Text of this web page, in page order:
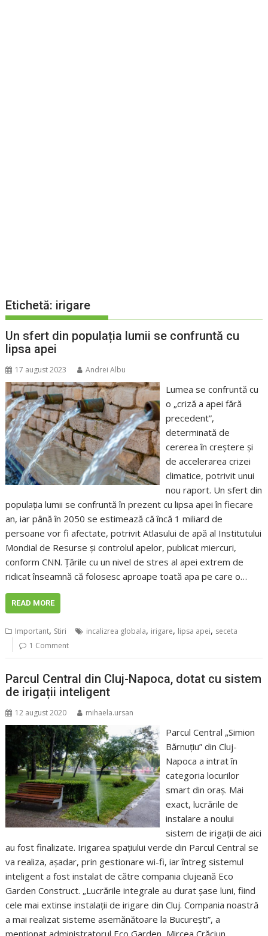
Etichetă: irigare
Un sfert din populația lumii se confruntă cu
lipsa apei
17 august 2023 Andrei Albu
Lumea se confruntă cu
o „criză a apei fără
precedent”,
determinată de
cererea în creștere și
de accelerarea crizei
climatice, potrivit unui
nou raport. Un sfert din
populația lumii se confruntă în prezent cu lipsa apei în fiecare
an, iar până în 2050 se estimează că încă 1 miliard de
persoane vor fi afectate, potrivit Atlasului de apă al Institutului
Mondial de Resurse și controlul apelor, publicat miercuri,
conform CNN. Țările cu un nivel de stres al apei extrem de
ridicat înseamnă că folosesc aproape toată apa pe care o…
READ MORE
Important, Stiri incalizrea globala, irigare, lipsa apei, seceta
1 Comment
Parcul Central din Cluj-Napoca, dotat cu sistem
de irigații inteligent
12 august 2020 mihaela.ursan
Parcul Central „Simion
Bărnuțiu” din Cluj-
Napoca a intrat în
categoria locurilor
smart din oraș. Mai
exact, lucrările de
instalare a noului
sistem de irigații de aici
au fost finalizate. Irigarea spațiului verde din Parcul Central se
va realiza, așadar, prin gestionare wi-fi, iar întreg sistemul
inteligent a fost instalat de către compania clujeană Eco
Garden Construct. „Lucrările integrale au durat șase luni, fiind
cele mai extinse instalații de irigare din Cluj. Compania noastră
a mai realizat sisteme asemănătoare la București”, a
menționat administratorul Eco Garden, Mircea Crăciun.